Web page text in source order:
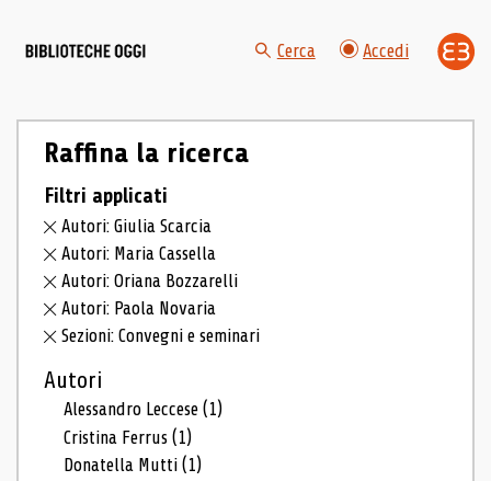
Cerca Accedi
Raffina la ricerca
Filtri applicati
Autori: Giulia Scarcia
Autori: Maria Cassella
Autori: Oriana Bozzarelli
Autori: Paola Novaria
Sezioni: Convegni e seminari
Autori
Alessandro Leccese(1)
Cristina Ferrus(1)
Donatella Mutti(1)